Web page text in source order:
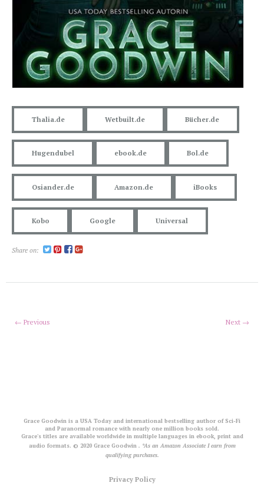
Thalia.de Wetbuilt.de Bücher.de
Hugendubel ebook.de Bol.de
Osiander.de Amazon.de iBooks
Kobo Google Universal
Share on:
Next →
← Previous
Grace Goodwin is a USA Today and international bestselling author of Sci-Fi
and Paranormal romance with nearly one million books sold.
Grace's titles are available worldwide in multiple languages in ebook, print and
audio formats. © 2020 Grace Goodwin . *As an Amazon Associate I earn from
qualifying purchases.
Privacy Policy